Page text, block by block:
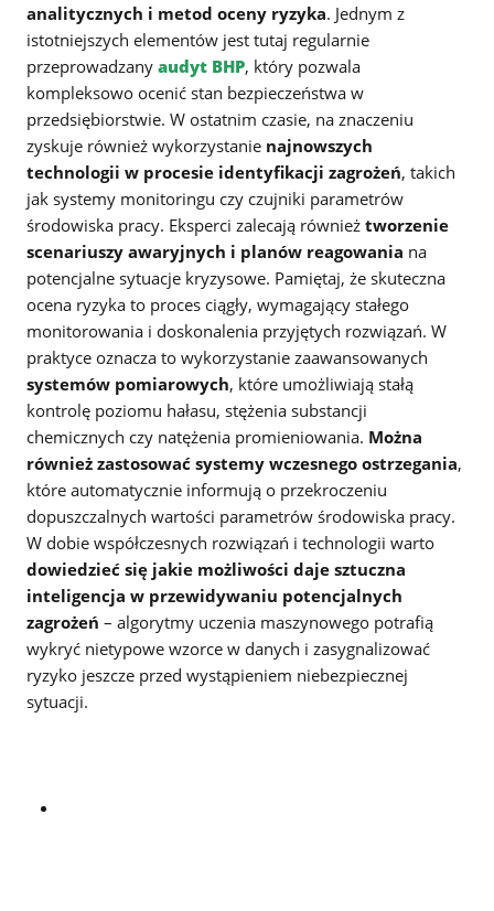
analitycznych i metod oceny ryzyka. Jednym z
istotniejszych elementów jest tutaj regularnie
przeprowadzany audyt BHP, który pozwala
kompleksowo ocenić stan bezpieczeństwa w
przedsiębiorstwie. W ostatnim czasie, na znaczeniu
zyskuje również wykorzystanie najnowszych
technologii w procesie identyfikacji zagrożeń, takich
jak systemy monitoringu czy czujniki parametrów
środowiska pracy. Eksperci zalecają również tworzenie
scenariuszy awaryjnych i planów reagowania na
potencjalne sytuacje kryzysowe. Pamiętaj, że skuteczna
ocena ryzyka to proces ciągły, wymagający stałego
monitorowania i doskonalenia przyjętych rozwiązań. W
praktyce oznacza to wykorzystanie zaawansowanych
systemów pomiarowych, które umożliwiają stałą
kontrolę poziomu hałasu, stężenia substancji
chemicznych czy natężenia promieniowania. Można
również zastosować systemy wczesnego ostrzegania,
które automatycznie informują o przekroczeniu
dopuszczalnych wartości parametrów środowiska pracy.
W dobie współczesnych rozwiązań i technologii warto
dowiedzieć się jakie możliwości daje sztuczna
inteligencja w przewidywaniu potencjalnych
zagrożeń – algorytmy uczenia maszynowego potrafią
wykryć nietypowe wzorce w danych i zasygnalizować
ryzyko jeszcze przed wystąpieniem niebezpiecznej
sytuacji.